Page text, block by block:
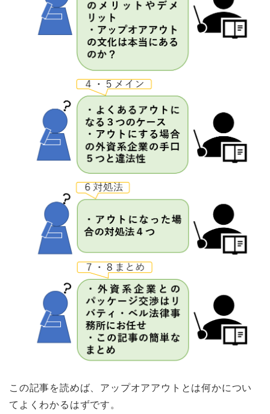
この記事を読めば、アップオアアウトとは何かについ
てよくわかるはずです。